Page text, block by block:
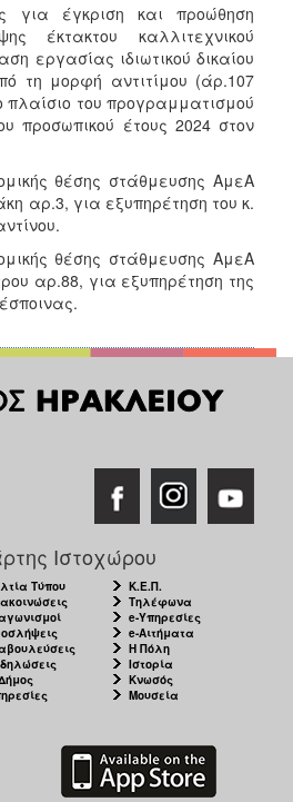
για έγκριση και προώθηση
έκτακτου καλλιτεχνικού
εργασίας ιδιωτικού δικαίου
τη μορφή αντιτίμου (άρ.107
πλαίσιο του προγραμματισμού
προσωπικού έτους 2024 στον
θέσης στάθμευσης ΑμεΑ
αρ.3, για εξυπηρέτηση του κ.
θέσης στάθμευσης ΑμεΑ
αρ.88, για εξυπηρέτηση της
Ιστοχώρου
Τύπου
Κ.Ε.Π.
Τηλέφωνα
e-Υπηρεσίες
e-Αιτήματα
Η Πόλη
Ιστορία
Κνωσός
Μουσεία